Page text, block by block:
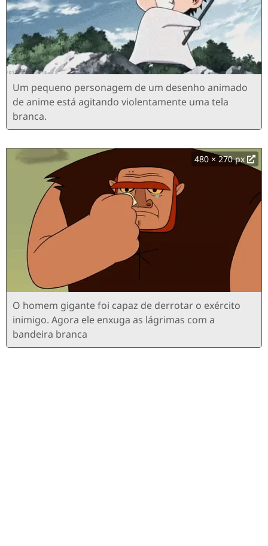
Um pequeno personagem de um desenho animado
de anime está agitando violentamente uma tela
branca.
480 × 270 px
O homem gigante foi capaz de derrotar o exército
inimigo. Agora ele enxuga as lágrimas com a
bandeira branca